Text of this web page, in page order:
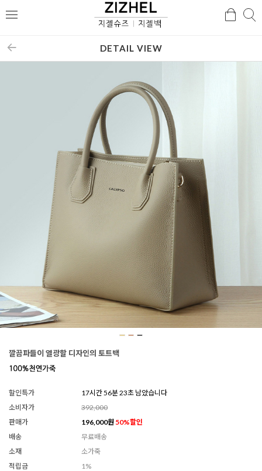
메
검
DETAIL VIEW
깔끔파들이 열광할 디자인의 토트백
할인특가
17시간 56분 20초 남았습니다
소비자가
392,000
판매가
196,000원 50%할인
배송
무료배송
소재
소가죽
적립금
1%